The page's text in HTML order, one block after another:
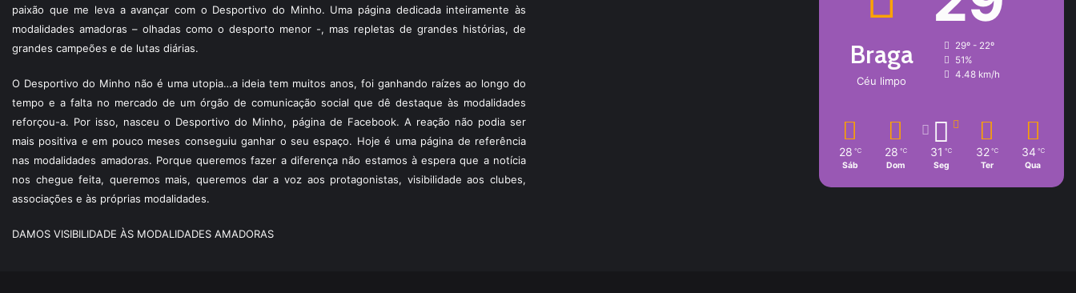
paixão que me leva a avançar com o Desportivo do Minho. Uma página dedicada inteiramente às
modalidades amadoras – olhadas como o desporto menor -, mas repletas de grandes histórias, de
grandes campeões e de lutas diárias.
O Desportivo do Minho não é uma utopia…a ideia tem muitos anos, foi ganhando raízes ao longo do
tempo e a falta no mercado de um órgão de comunicação social que dê destaque às modalidades
reforçou-a. Por isso, nasceu o Desportivo do Minho, página de Facebook. A reação não podia ser
mais positiva e em pouco meses conseguiu ganhar o seu espaço. Hoje é uma página de referência
nas modalidades amadoras. Porque queremos fazer a diferença não estamos à espera que a notícia
nos chegue feita, queremos mais, queremos dar a voz aos protagonistas, visibilidade aos clubes,
associações e às próprias modalidades.
DAMOS VISIBILIDADE ÀS MODALIDADES AMADORAS
Braga
Céu limpo
29º - 22º
51%
4.48 km/h
28 ℃
Sáb
28 ℃
Dom
31 ℃
Seg
32 ℃
Ter
34 ℃
Qua